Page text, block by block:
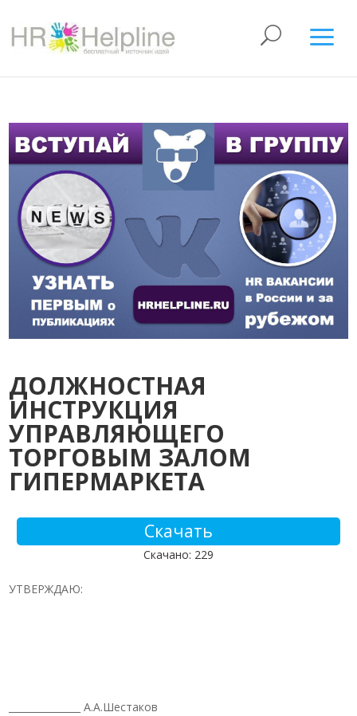
ДОЛЖНОСТНАЯ
ИНСТРУКЦИЯ
УПРАВЛЯЮЩЕГО
ТОРГОВЫМ ЗАЛОМ
ГИПЕРМАРКЕТА
Скачать
Скачано: 229
УТВЕРЖДАЮ:
_______________ А.А.Шестаков